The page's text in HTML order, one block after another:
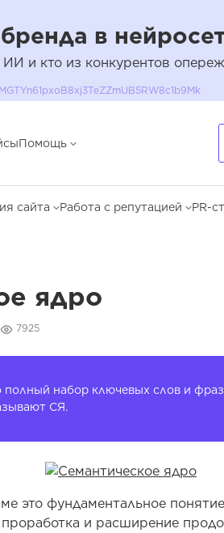
в
и кто из конкурентов
Помощь
сайта Работа с репутацией PR-
ядро
7925
полный набор ключевых слов и
СЯ.
это фундаментальное
проработка и расширение